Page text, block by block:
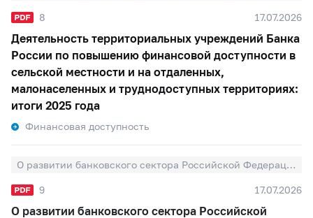
8 17.07.2026
Деятельность территориальных учреждений Банка
России по повышению финансовой доступности в
сельской местности и на отдаленных,
малонаселенных и труднодоступных территориях:
итоги 2025 года
Финансовая доступность
О развитии банковского сектора Российской Федерации
9 17.07.2026
О развитии банковского сектора Российской